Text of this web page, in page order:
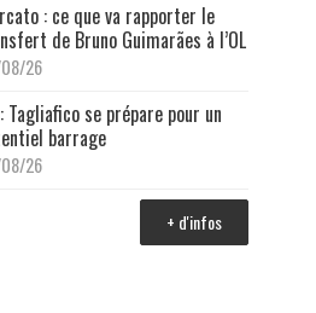
: ce que va rapporter le
de Bruno Guimarães à l’OL
26
Tagliafico se prépare pour un
barrage
26
+ d'infos